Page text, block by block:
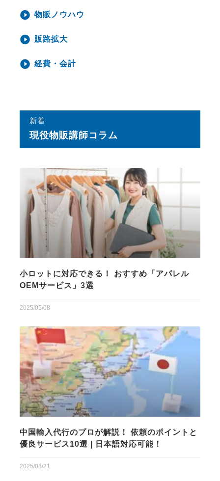
物販ノウハウ
販路拡大
経費・会計
新着
現役物販講師コラム
小ロットに対応できる！ おすすめ「アパレル
OEMサービス」3選
2025/05/08
中国輸入代行のプロが解説！ 依頼のポイントと
優良サービス10選 | 日本語対応可能！
2025/03/21